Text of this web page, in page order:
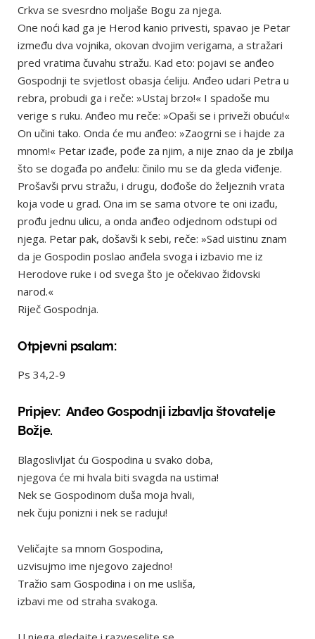
Crkva se svesrdno moljaše Bogu za njega.
One noći kad ga je Herod kanio privesti, spavao je Petar
između dva vojnika, okovan dvojim verigama, a stražari
pred vratima čuvahu stražu. Kad eto: pojavi se anđeo
Gospodnji te svjetlost obasja ćeliju. Anđeo udari Petra u
rebra, probudi ga i reče: »Ustaj brzo!« I spadoše mu
verige s ruku. Anđeo mu reče: »Opaši se i priveži obuću!«
On učini tako. Onda će mu anđeo: »Zaogrni se i hajde za
mnom!« Petar izađe, pođe za njim, a nije znao da je zbilja
što se događa po anđelu: činilo mu se da gleda viđenje.
Prošavši prvu stražu, i drugu, dođoše do željeznih vrata
koja vode u grad. Ona im se sama otvore te oni izađu,
prođu jednu ulicu, a onda anđeo odjednom odstupi od
njega. Petar pak, došavši k sebi, reče: »Sad uistinu znam
da je Gospodin poslao anđela svoga i izbavio me iz
Herodove ruke i od svega što je očekivao židovski
narod.«
Riječ Gospodnja.
Otpjevni psalam:
Ps 34,2-9
Pripjev: Anđeo Gospodnji izbavlja štovatelje
Božje.
Blagoslivljat ću Gospodina u svako doba,
njegova će mi hvala biti svagda na ustima!
Nek se Gospodinom duša moja hvali,
nek čuju ponizni i nek se raduju!
Veličajte sa mnom Gospodina,
uzvisujmo ime njegovo zajedno!
Tražio sam Gospodina i on me usliša,
izbavi me od straha svakoga.